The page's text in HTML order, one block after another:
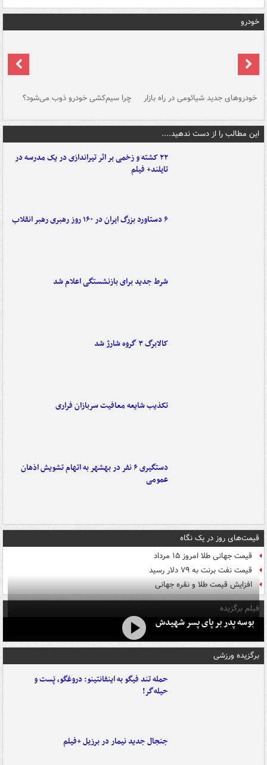
خودرو
خودروهای جدید شیائومی در راه بازار چرا سیم‌کشی خودرو ذوب می‌شود؟
این مطالب را از دست ندهید....
۲۲ کشته و زخمی بر اثر تیراندازی در یک مدرسه در
تایلند+ فیلم
۶ دستاورد بزرگ ایران در ۱۶۰ روز رهبری رهبر انقلاب
شرط جدید برای بازنشستگی اعلام شد
کالابرگ ۳ گروه شارژ شد
تکذیب شایعه معافیت سربازان فراری
دستگیری ۶ نفر در بهشهر به اتهام تشویش اذهان
عمومی
قیمت‌های روز در یک نگاه
قیمت جهانی طلا امروز ۱۵ مرداد
قیمت نفت برنت به ۷۹ دلار رسید
افزایش قیمت طلا و نقره جهانی
فیلم برگزیده
بوسه‌ پدر بر پای پسر شهیدش
برگزیده ورزشی
حمله تند فیگو به اینفانتینو: دروغگو، پَست‌ و
حیله‌گر!
جنجال جدید نیمار در برزیل +فیلم